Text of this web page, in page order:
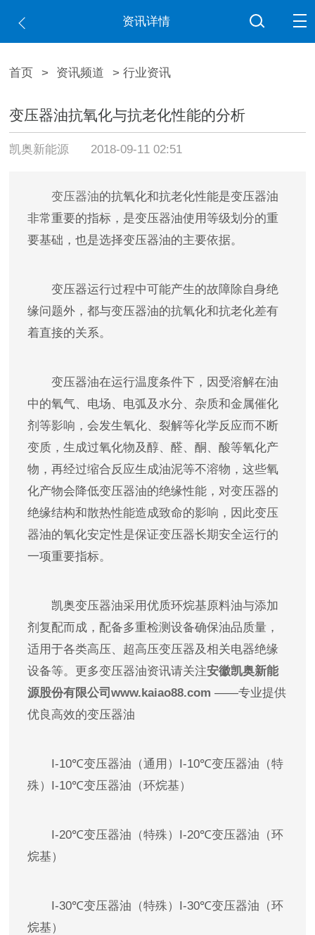
资讯详情
首页 > 资讯频道 > 行业资讯
变压器油抗氧化与抗老化性能的分析
凯奥新能源 2018-09-11 02:51
变压器油的抗氧化和抗老化性能是变压器油
非常重要的指标，是变压器油使用等级划分的重
要基础，也是选择变压器油的主要依据。
变压器运行过程中可能产生的故障除自身绝
缘问题外，都与变压器油的抗氧化和抗老化差有
着直接的关系。
变压器油在运行温度条件下，因受溶解在油
中的氧气、电场、电弧及水分、杂质和金属催化
剂等影响，会发生氧化、裂解等化学反应而不断
变质，生成过氧化物及醇、醛、酮、酸等氧化产
物，再经过缩合反应生成油泥等不溶物，这些氧
化产物会降低变压器油的绝缘性能，对变压器的
绝缘结构和散热性能造成致命的影响，因此变压
器油的氧化安定性是保证变压器长期安全运行的
一项重要指标。
凯奥变压器油采用优质环烷基原料油与添加
剂复配而成，配备多重检测设备确保油品质量，
适用于各类高压、超高压变压器及相关电器绝缘
设备等。更多变压器油资讯请关注安徽凯奥新能
源股份有限公司www.kaiao88.com ——专业提供
优良高效的变压器油
I-10℃变压器油（通用）I-10℃变压器油（特
殊）I-10℃变压器油（环烷基）
I-20℃变压器油（特殊）I-20℃变压器油（环
烷基）
I-30℃变压器油（特殊）I-30℃变压器油（环
烷基）